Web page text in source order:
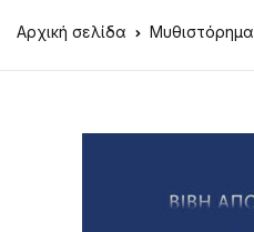
Αρχική σελίδα Μυθιστόρημα